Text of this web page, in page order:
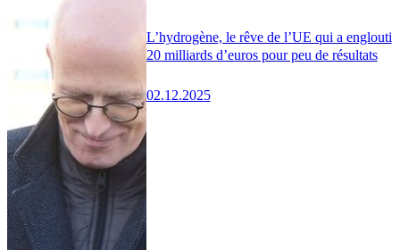
L’hydrogène, le rêve de l’UE qui a englouti
20 milliards d’euros pour peu de résultats
02.12.2025